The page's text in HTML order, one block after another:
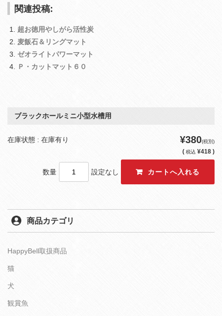
関連投稿:
超お徳用やしがら活性炭
麦飯石＆リングマット
ゼオライトパワーマット
Ｐ・カットマット６０
ブラックホールミニ小型水槽用
在庫状態 : 在庫有り ¥380(税別)
( 税込 ¥418 )
数量 設定なし
商品カテゴリ
HappyBell取扱商品
猫
犬
観賞魚